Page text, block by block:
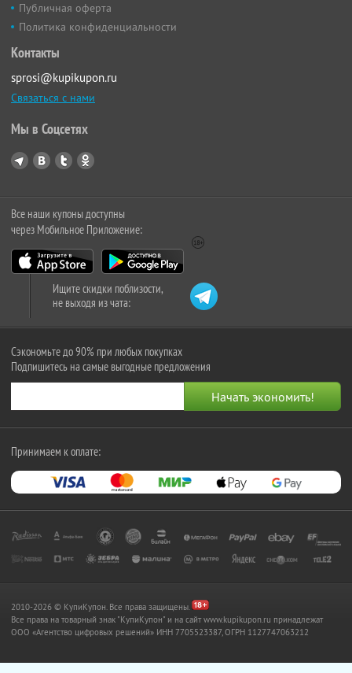
Публичная оферта
Политика конфиденциальности
Контакты
sprosi@kupikupon.ru
Связаться с нами
Мы в Соцсетях
Все наши купоны доступны
через Мобильное Приложение:
Ищите скидки поблизости,
не выходя из чата:
Сэкономьте до 90% при любых покупках
Подпишитесь на самые выгодные предложения
Принимаем к оплате:
2010-2026 © КупиКупон. Все права защищены.
Все права на товарный знак "КупиКупон" и на сайт www.kupikupon.ru принадлежат
OOO «Агентство цифровых решений» ИНН 7705523387, ОГРН 1127747063212